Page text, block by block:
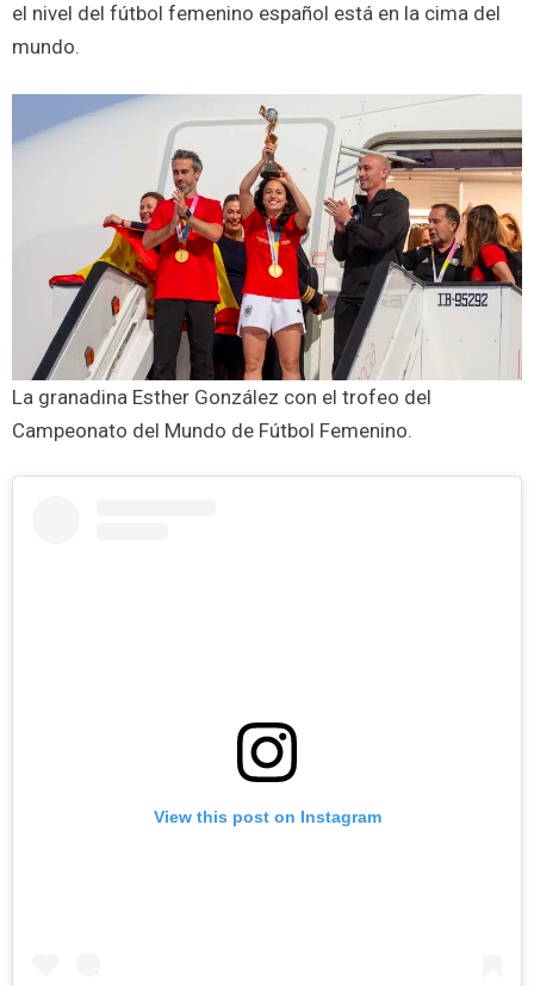
el nivel del fútbol femenino español está en la cima del
mundo.
La granadina Esther González con el trofeo del
Campeonato del Mundo de Fútbol Femenino.
View this post on Instagram